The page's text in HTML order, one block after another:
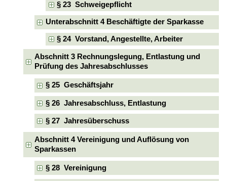
§ 23 Schweigepflicht
Unterabschnitt 4 Beschäftigte der Sparkasse
§ 24 Vorstand, Angestellte, Arbeiter
Abschnitt 3 Rechnungslegung, Entlastung und
Prüfung des Jahresabschlusses
§ 25 Geschäftsjahr
§ 26 Jahresabschluss, Entlastung
§ 27 Jahresüberschuss
Abschnitt 4 Vereinigung und Auflösung von
Sparkassen
§ 28 Vereinigung